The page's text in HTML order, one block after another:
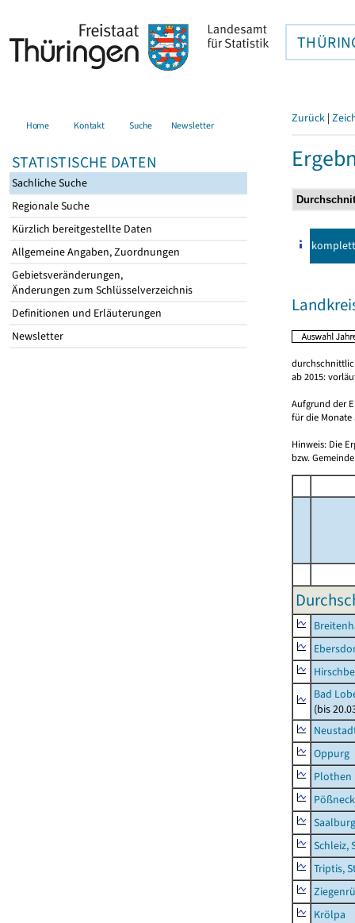
Home Kontakt Suche Newsletter
STATISTISCHE DATEN
Sachliche Suche
Regionale Suche
Kürzlich bereitgestellte Daten
Allgemeine Angaben, Zuordnungen
Gebietsveränderungen,
Änderungen zum Schlüsselverzeichnis
Definitionen und Erläuterungen
Newsletter
Zurück |
komplett
ab 2015:
Aufgrund der
für die Monate
Hinweis: Die
bzw.
Bad
(bis
Oppurg
Plothen
Schleiz,
Triptis,
Krölpa